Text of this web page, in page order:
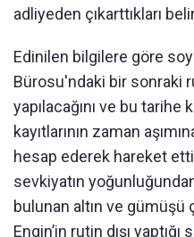
adliyeden çıkarttıkları
Edinilen bilgilere göre
Bürosu'ndaki bir sonraki
yapılacağını ve bu
kayıtlarının zaman
hesap ederek hareket
sevkiyatın
bulunan altın ve gümüşü
Engin’in rutin dışı